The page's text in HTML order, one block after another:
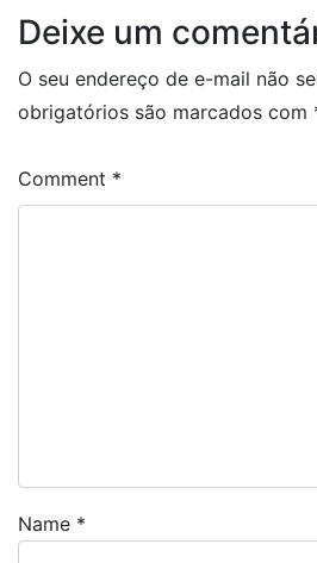
Deixe um
O seu endereço de e-mail não
obrigatórios são marcados com
Comment *
Name *